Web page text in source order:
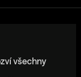
všechny